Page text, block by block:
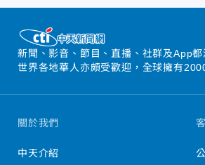
新聞、影音、節目、直播、社群及App
世界各地華人亦頗受歡迎，全球擁有
關於我們
中天介紹